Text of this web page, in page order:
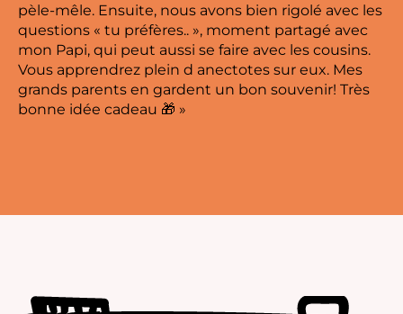
pèle-mêle. Ensuite, nous avons bien rigolé avec les
questions « tu préfères.. », moment partagé avec
mon Papi, qui peut aussi se faire avec les cousins.
Vous apprendrez plein d anectotes sur eux. Mes
grands parents en gardent un bon souvenir! Très
bonne idée cadeau 🎁 »